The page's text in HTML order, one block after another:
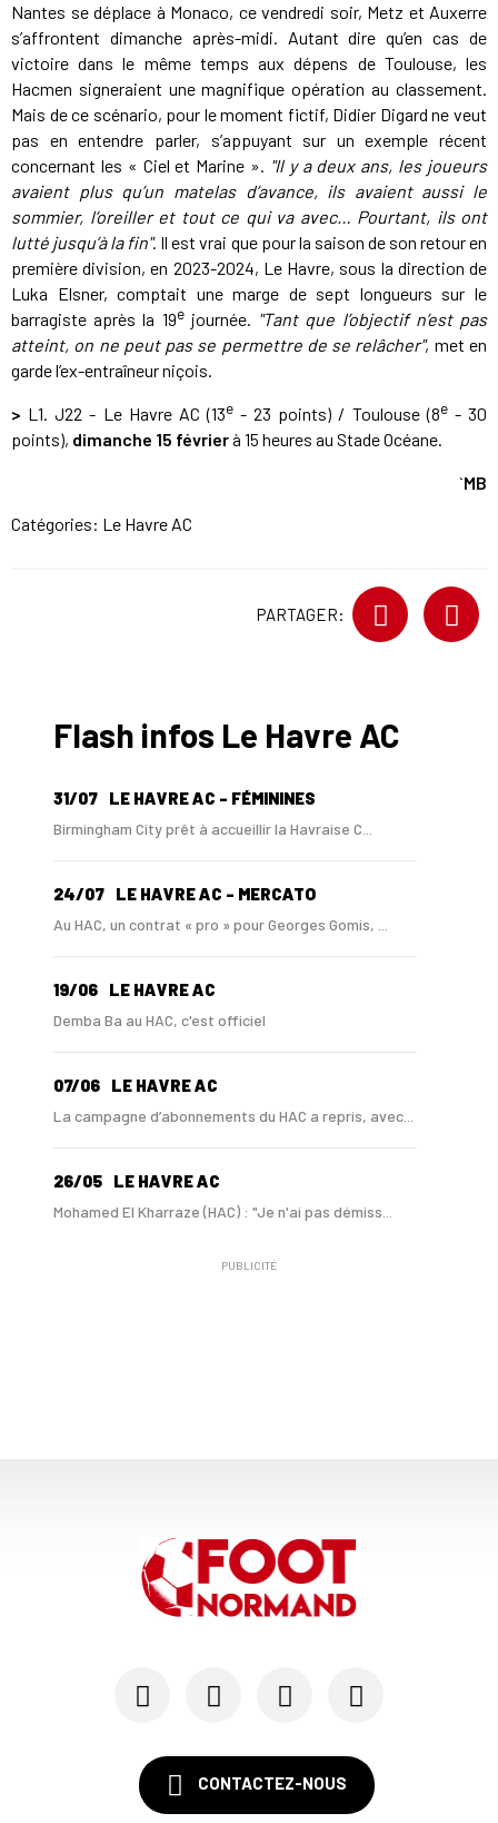
Nantes se déplace à Monaco, ce vendredi soir, Metz et Auxerre
s’affrontent dimanche après-midi. Autant dire qu’en cas de
victoire dans le même temps aux dépens de Toulouse, les
Hacmen signeraient une magnifique opération au classement.
Mais de ce scénario, pour le moment fictif, Didier Digard ne veut
pas en entendre parler, s’appuyant sur un exemple récent
concernant les « Ciel et Marine ». "Il y a deux ans, les joueurs
avaient plus qu’un matelas d’avance, ils avaient aussi le
sommier, l’oreiller et tout ce qui va avec… Pourtant, ils ont
lutté jusqu’à la fin". Il est vrai que pour la saison de son retour en
première division, en 2023-2024, Le Havre, sous la direction de
Luka Elsner, comptait une marge de sept longueurs sur le
barragiste après la 19ejournée. "Tant que l’objectif n’est pas
atteint, on ne peut pas se permettre de se relâcher", met en
garde l’ex-entraîneur niçois.
> L1. J22 - Le Havre AC (13e- 23 points) / Toulouse (8e- 30
points), dimanche 15 févrierà 15 heures au Stade Océane.
`MB
Catégories: Le Havre AC
PARTAGER:
Flash infos Le Havre AC
31/07 LE HAVRE AC - FÉMININES
Birmingham City prêt à accueillir la Havraise C...
24/07 LE HAVRE AC - MERCATO
Au HAC, un contrat « pro » pour Georges Gomis, ...
19/06 LE HAVRE AC
Demba Ba au HAC, c'est officiel
07/06 LE HAVRE AC
La campagne d’abonnements du HAC a repris, avec...
26/05 LE HAVRE AC
Mohamed El Kharraze (HAC) : "Je n'ai pas démiss...
LE HAVRE AC
Emmy Lefèvre et Thomas Rousseau, les « Bézots »...
Après Marseille, les trois scénarios qui mainti...
PUBLICITÉ
CONTACTEZ-NOUS